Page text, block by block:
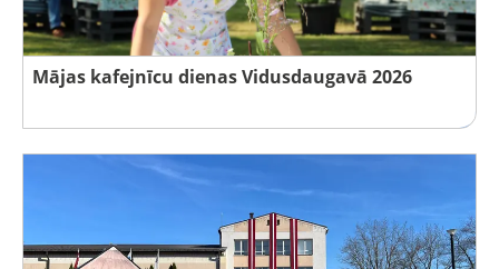
Mājas kafejnīcu dienas Vidusdaugavā 2026